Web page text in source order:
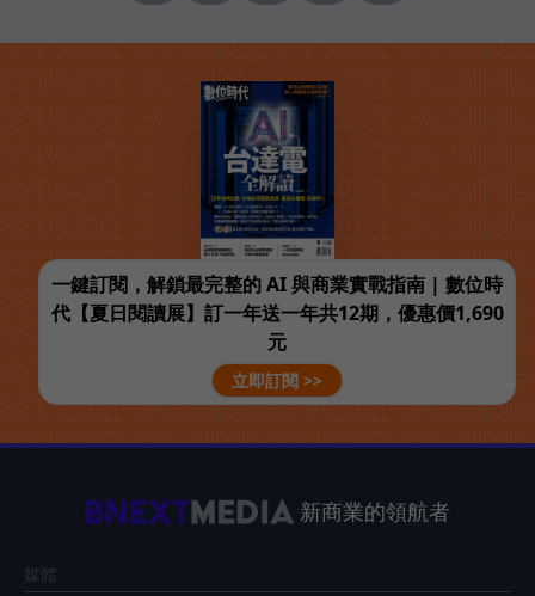
一鍵訂閱，解鎖最完整的 AI 與商業實戰指南 | 數位時
代【夏日閱讀展】訂一年送一年共12期，優惠價1,690
元
立即訂閱 >>
新商業的領航者
媒體